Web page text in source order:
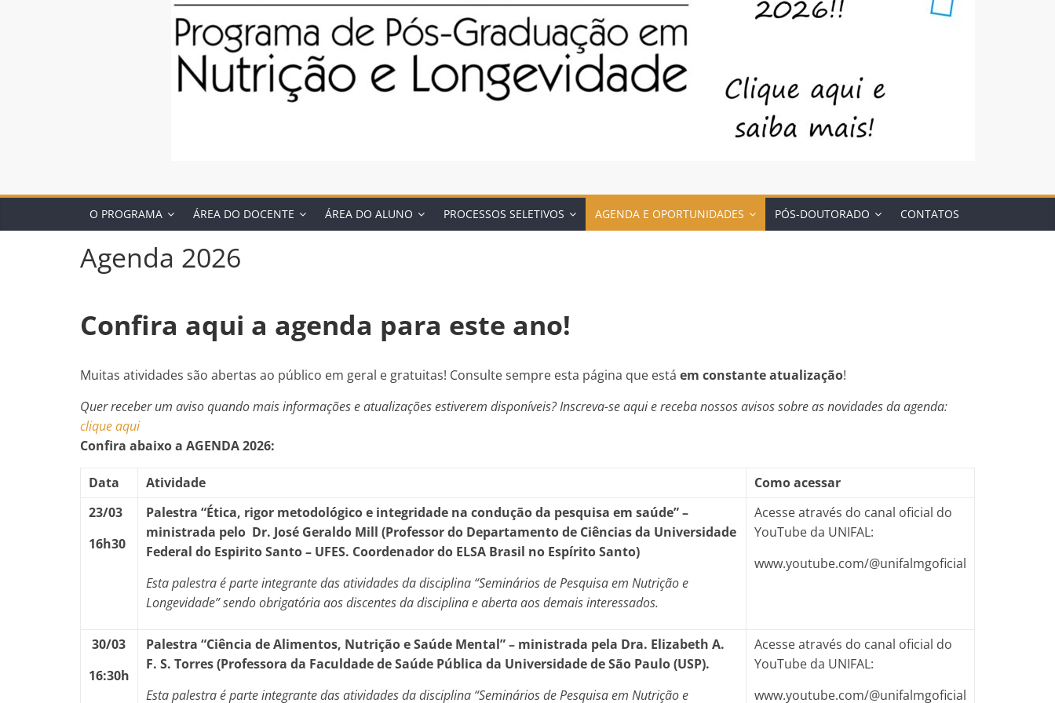
O PROGRAMA ÁREA DO DOCENTE ÁREA DO ALUNO PROCESSOS SELETIVOS AGENDA E OPORTUNIDADES PÓS-DOUTORADO CONTATOS
Agenda 2026
Confira aqui a agenda para este ano!
Muitas atividades são abertas ao público em geral e gratuitas! Consulte sempre esta página que está em constante atualização!
Quer receber um aviso quando mais informações e atualizações estiverem disponíveis? Inscreva-se aqui e receba nossos avisos sobre as novidades da agenda:
clique aqui
Confira abaixo a AGENDA 2026:
Data Atividade
Como acessar
23/03
16h30
Palestra “Ética, rigor metodológico e integridade na condução da pesquisa em saúde”–
ministrada pelo Dr. José Geraldo Mill (Professor do Departamento de Ciências da Universidade
Federal do Espirito Santo – UFES. Coordenador do ELSA Brasil no Espírito Santo)
Esta palestra é parte integrante das atividades da disciplina “Seminários de Pesquisa em Nutrição e
Longevidade” sendo obrigatória aos discentes da disciplina e aberta aos demais interessados.
Acesse através do canal oficial do
YouTube da UNIFAL:
www.youtube.com/@unifalmgoficial
30/03
16:30h
Palestra “Ciência de Alimentos, Nutrição e Saúde Mental” – ministrada pela Dra. Elizabeth A.
F. S. Torres (Professora da Faculdade de Saúde Pública da Universidade de São Paulo (USP).
Esta palestra é parte integrante das atividades da disciplina “Seminários de Pesquisa em Nutrição e
Acesse através do canal oficial do
YouTube da UNIFAL:
www.youtube.com/@unifalmgoficial